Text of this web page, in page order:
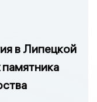
в Липецкой